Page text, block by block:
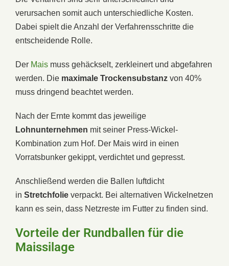
verursachen somit auch unterschiedliche Kosten.
Dabei spielt die Anzahl der Verfahrensschritte die
entscheidende Rolle.
Der Mais muss gehäckselt, zerkleinert und abgefahren
werden. Die maximale Trockensubstanz von 40%
muss dringend beachtet werden.
Nach der Ernte kommt das jeweilige
Lohnunternehmen mit seiner Press-Wickel-
Kombination zum Hof. Der Mais wird in einen
Vorratsbunker gekippt, verdichtet und gepresst.
Anschließend werden die Ballen luftdicht
in Stretchfolie verpackt. Bei alternativen Wickelnetzen
kann es sein, dass Netzreste im Futter zu finden sind.
Vorteile der Rundballen für die
Maissilage